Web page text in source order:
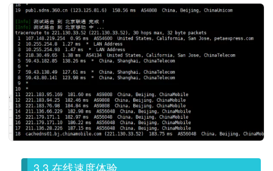
3.3 在线速度体验